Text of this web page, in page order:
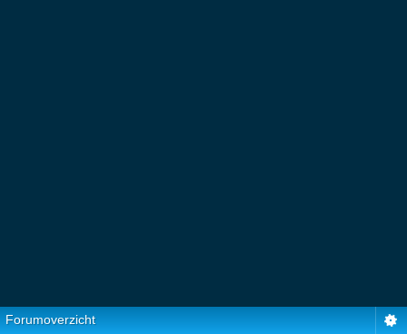
Forumoverzicht